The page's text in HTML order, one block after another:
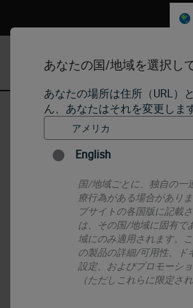
あなたの国/地域を選択し
あなたの場所は住所（URL）
ん、あなたはそれを変更しま
English
国/地域ごとに、独自の一
療行為がある場合があり
ブサイトの各国版に記載
は、その国/地域に固有で
域にのみ適用されます。
の製品の詳細/可用性、ド
設定、およびプロモーシ
（ただしこれらに限定さ
IHC & ISH • ISH Probes -
BOND EBER Probe